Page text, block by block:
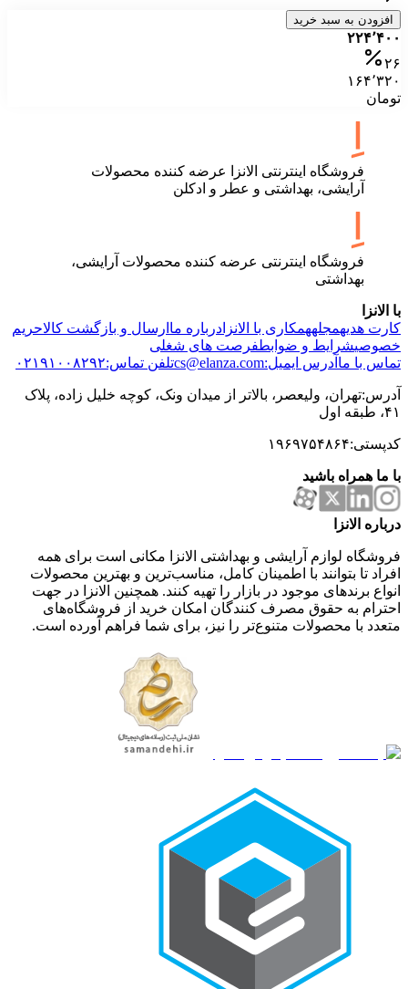
افزودن به سبد خرید
۲۲۴٬۴۰۰
۲۶
۱۶۴٬۳۲۰
تومان
فروشگاه اینترنتی الانزا عرضه کننده محصولات
آرایشی، بهداشتی و عطر و ادکلن
فروشگاه اینترنتی عرضه کننده محصولات آرایشی،
بهداشتی
با الانزا
کارت هدیهمجلههمکاری با الانزا درباره ما ارسال و بازگشت کالاحریم
خصوصیشرایط و ضوابطفرصت های شغلی
تماس با ما آدرس ایمیل:cs@elanza.com تلفن تماس:۰۲۱۹۱۰۰۸۲۹۲
آدرس:تهران، ولیعصر، بالاتر از میدان ونک، کوچه خلیل زاده، پلاک
۴۱، طبقه اول
کدپستی:۱۹۶۹۷۵۴۸۶۴
با ما همراه باشید
درباره الانزا
فروشگاه لوازم آرایشی و بهداشتی الانزا مکانی است برای همه
افراد تا بتوانند با اطمینان کامل، مناسب‌ترین و بهترین محصولات
انواع برندهای موجود در بازار را تهیه کنند. همچنین الانزا در جهت
احترام به حقوق مصرف کنندگان امکان خرید از فروشگاه‌های
متعدد با محصولات متنوع‌تر را نیز، برای شما فراهم آورده است.